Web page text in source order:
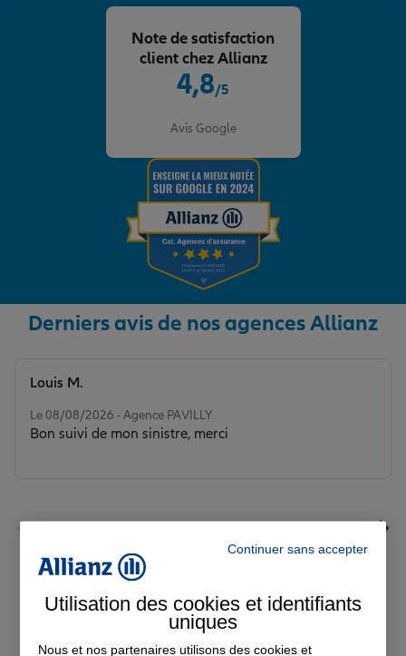
4,8/5
Avis Google
Note de satisfaction
client chez Allianz
Derniers avis de nos agences Allianz
Le 08/08/2026 - Agence PAVILLY
Bon suivi de mon sinistre, merci
Louis M.
Continuer sans accepter
Utilisation des cookies et identifiants
uniques
Nous et nos partenaires utilisons des cookies et